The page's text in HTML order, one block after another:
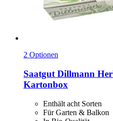
2 Optionen
Saatgut Dillmann
Kartonbox
Enthält acht Sorten
Für Garten & Balkon